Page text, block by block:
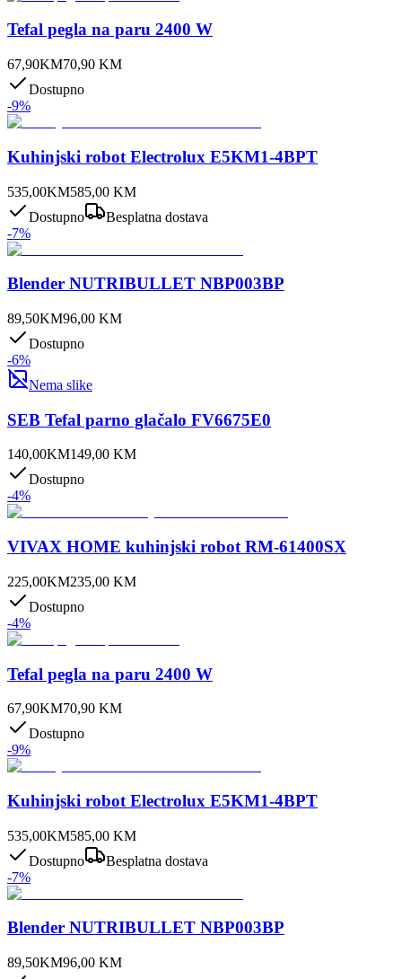
Tefal pegla na paru 2400 W
67,90KM70,90 KM
Dostupno
-9%
Kuhinjski robot Electrolux E5KM1-4BPT
535,00KM585,00 KM
Dostupno
Besplatna dostava
-7%
Blender NUTRIBULLET NBP003BP
89,50KM96,00 KM
Dostupno
-6%
Nema slike
SEB Tefal parno glačalo FV6675E0
140,00KM149,00 KM
Dostupno
-4%
VIVAX HOME kuhinjski robot RM-61400SX
225,00KM235,00 KM
Dostupno
-4%
Tefal pegla na paru 2400 W
67,90KM70,90 KM
Dostupno
-9%
Kuhinjski robot Electrolux E5KM1-4BPT
535,00KM585,00 KM
Dostupno
Besplatna dostava
-7%
Blender NUTRIBULLET NBP003BP
89,50KM96,00 KM